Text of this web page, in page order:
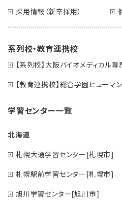
採用情報（新卒採用）
系列校・教育連携校
【系列校】大阪バイオメディカル
【教育連携校】総合学園ヒューマ
学習センター一覧
北海道
札幌大通学習センター[札幌市]
札幌駅前学習センター[札幌市]
旭川学習センター[旭川市]